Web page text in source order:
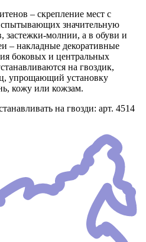
– скрепление мест с
значительную
застежки-молнии, а в обуви и
– накладные декоративные
боковых и центральных
на гвоздик,
упрощающий установку
кожу или кожзам.
на гвозди: арт. 4514